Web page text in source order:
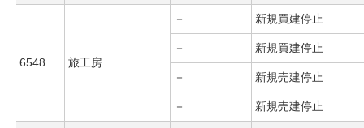
6548 旅工房
－ 新規買建停止
－ 新規買建停止
－ 新規売建停止
－ 新規売建停止